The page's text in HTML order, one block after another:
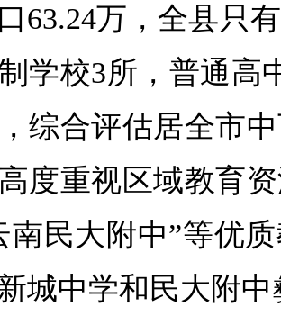
63.24万，全县只
学校3所，普通高
综合评估居全市
度重视区域教育
南民大附中”等优
城中学和民大附